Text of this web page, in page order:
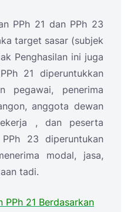
PPh 21 dan PPh 23
target sasar (subjek
Penghasilan ini juga
21 diperuntukkan
pegawai, penerima
anggota dewan
, dan peserta
23 diperuntukan
modal, jasa,
tadi.
PPh 21 Berdasarkan